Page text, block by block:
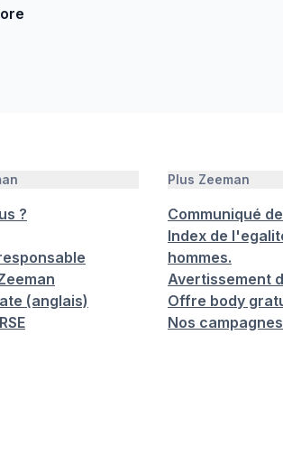
?
(anglais)
Plus Zeeman
Communiqué
Index de
hommes.
Avertissement
Offre body
Nos campagnes